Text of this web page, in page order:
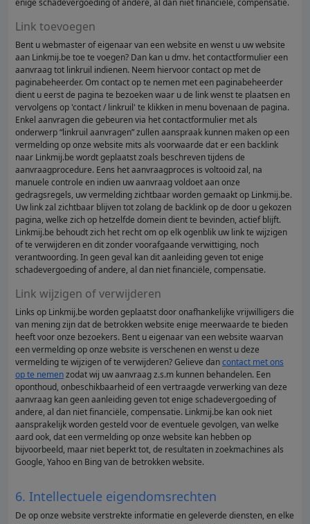
enige schadevergoeding of andere, al dan niet financiële, compensatie.
Link toevoegen
Bent u webmaster of eigenaar van een website en wenst u uw website
aan Linkmij.be toe te voegen? Dan kan u dmv. het contactformulier een
aanvraag tot linkruil indienen. Neem hiervoor contact op met de
paginabeheerder. Om contact op te nemen met een paginabeheerder
dient u eerst de pagina te bezoeken waar u de link wenst te plaatsen en
vervolgens op 'contact / linkruil' te klikken in menu bovenaan de pagina.
Enkel aanvragen die gebeuren via het contactformulier met als
onderwerp “linkruil aanvragen” zullen aanspraak kunnen maken op een
vermelding op onze website mits als voorwaarde dat er een backlink
naar Linkmij.be wordt geplaatst zoals beschreven tijdens de
aanvraagprocedure. Eens het aanvraagproces is voltooid zal, na
manuele controle en indien uw aanvraag voldoet aan onze
gedragsregels, uw vermelding zichtbaar worden gemaakt op Linkmij.be.
Uw link zal zichtbaar blijven tot zolang de backlink op de door u gekozen
pagina, welke zich op hetzelfde domein dient te bevinden, actief blijft.
Linkmij.be behoudt zich het recht om op elk ogenblik uw link te wijzigen
of te verwijderen en dit zonder voorafgaande verwittiging, noch
verantwoording. In geen geval kan dit aanleiding geven tot enige
schadevergoeding of andere, al dan niet financiële, compensatie.
Link wijzigen of verwijderen
Links op Linkmij.be worden geplaatst door onafhankelijke vrijwilligers die
van mening zijn dat de betrokken website enige meerwaarde te bieden
heeft voor onze bezoekers. Bent u eigenaar van een website waarvan
een vermelding op onze website is verschenen en wenst u deze
vermelding te wijzigen of te verwijderen? Gelieve dancontact met ons
op te nemenzodat wij uw aanvraag z.s.m kunnen behandelen. Een
oponthoud, onbeschikbaarheid of een vertraagde verwerking van deze
aanvraag kan geen aanleiding geven tot enige schadevergoeding of
andere, al dan niet financiële, compensatie. Linkmij.be kan ook niet
aansprakelijk worden gesteld voor de eventuele gevolgen, van welke
aard ook, dat een vermelding op onze website kan hebben op
bijvoorbeeld, maar niet beperkt tot, de resultaten in zoekmachines als
Google, Yahoo en Bing van de betrokken website.
6. Intellectuele eigendomsrechten
De op onze website verstrekte informatie en geleverde diensten, en elke